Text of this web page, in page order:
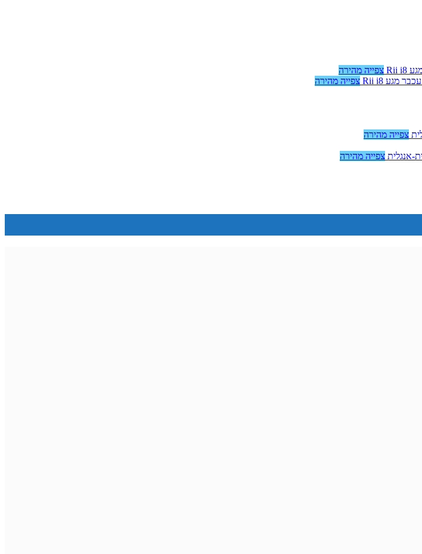
צפייה מהירה
צפייה מהירה
צפייה מהירה
צפייה מהירה